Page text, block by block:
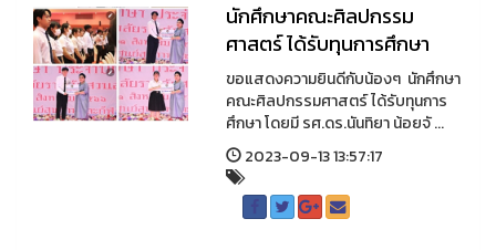
นักศึกษาคณะศิลปกรรม
ศาสตร์ ได้รับทุนการศึกษา
ขอแสดงความยินดีกับน้องๆ นักศึกษา
คณะศิลปกรรมศาสตร์ ได้รับทุนการ
ศึกษา โดยมี รศ.ดร.นันทิยา น้อยจั ...
2023-09-13 13:57:17